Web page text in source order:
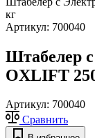
кг
Артикул: 700040
Штабелер
OXLIFT
Артикул: 700040
Сравнить